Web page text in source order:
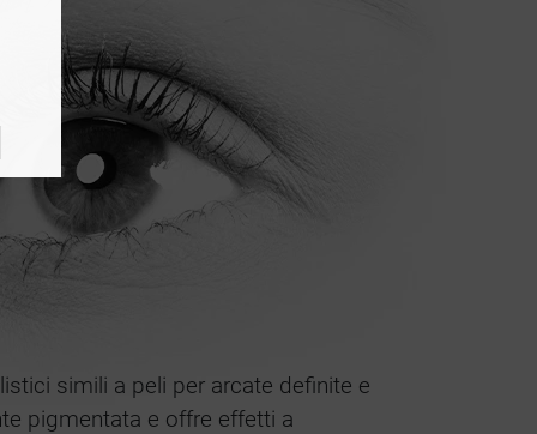
simili a peli per arcate definite e
pigmentata e offre effetti a